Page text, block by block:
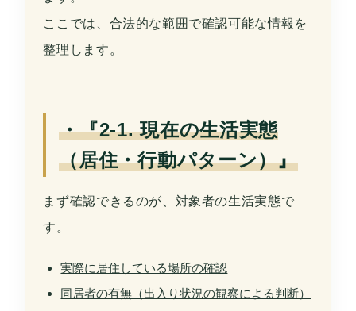
ここでは、合法的な範囲で確認可能な情報を
整理します。
・『2-1. 現在の生活実態
（居住・行動パターン）』
まず確認できるのが、対象者の生活実態で
す。
実際に居住している場所の確認
同居者の有無（出入り状況の観察による判断）